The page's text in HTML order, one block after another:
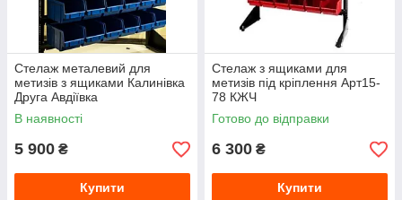
Стелаж металевий для
метизів з ящиками Калинівка
Друга Авдіївка
В наявності
5 900 ₴
Купити
Стелаж з ящиками для
метизів під кріплення Арт15-
78 КЖЧ
Готово до відправки
6 300 ₴
Купити